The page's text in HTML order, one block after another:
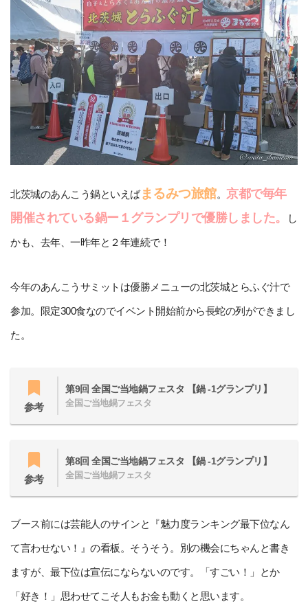
北茨城のあんこう鍋といえばまるみつ旅館。 京都で毎年
開催されている鍋ー１グランプリで優勝しました。
し
かも、去年、一昨年と２年連続で！
今年のあんこうサミットは優勝メニューの北茨城とらふぐ汁で
参加。限定300食なのでイベント開始前から長蛇の列ができまし
た。
参考
第9回 全国ご当地鍋フェスタ 【鍋 -1グランプリ】
全国ご当地鍋フェスタ
参考
第8回 全国ご当地鍋フェスタ 【鍋 -1グランプリ】
全国ご当地鍋フェスタ
ブース前には芸能人のサインと『魅力度ランキング最下位なん
て言わせない！』の看板。そうそう。別の機会にちゃんと書き
ますが、最下位は宣伝にならないのです。「すごい！」とか
「好き！」思わせてこそ人もお金も動くと思います。